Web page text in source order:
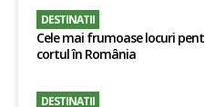
DESTINATII
Cele mai frumoase locuri
cortul în România
DESTINATII